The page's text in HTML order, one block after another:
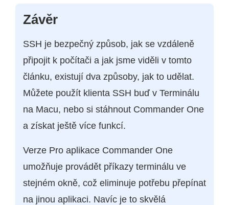
Závěr
SSH je bezpečný způsob, jak se vzdáleně
připojit k počítači a jak jsme viděli v tomto
článku, existují dva způsoby, jak to udělat.
Můžete použít klienta SSH buď v Terminálu
na Macu, nebo si stáhnout Commander One
a získat ještě více funkcí.
Verze Pro aplikace Commander One
umožňuje provádět příkazy terminálu ve
stejném okně, což eliminuje potřebu přepínat
na jinou aplikaci. Navíc je to skvělá